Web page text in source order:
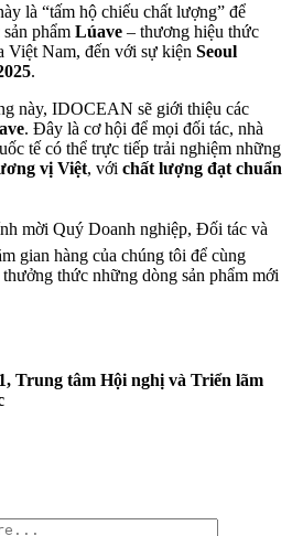
là “tấm hộ chiếu chất lượng” để
phẩm Lúave – thương hiệu thức
Việt Nam, đến với sự kiện Seoul
.
này, IDOCEAN sẽ giới thiệu các
. Đây là cơ hội để mọi đối tác, nhà
tế có thể trực tiếp trải nghiệm những
vị Việt, với chất lượng đạt chuẩn
mời Quý Doanh nghiệp, Đối tác và
gian hàng của chúng tôi để cùng
thức những dòng sản phẩm mới
Trung tâm Hội nghị và Triển lãm